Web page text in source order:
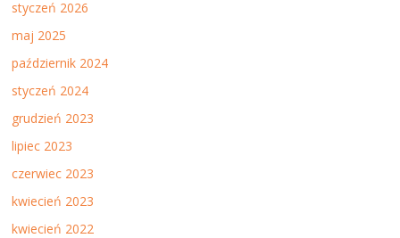
styczeń 2026
maj 2025
październik 2024
styczeń 2024
grudzień 2023
lipiec 2023
czerwiec 2023
kwiecień 2023
kwiecień 2022